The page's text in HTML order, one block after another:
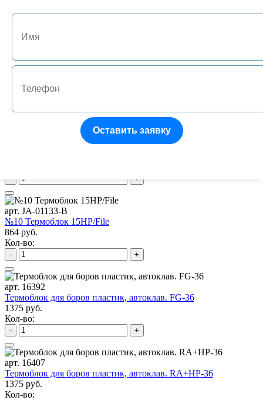
Кол-во:
арт. JA-01125-HM
№1 Подставка под боры FG/RA на 10 инструментов
Кол-во:
№9 Термоблок 15 RA/HP
- +
арт. JA-01133-B
№10 Термоблок 15HP/File
864 руб.
Кол-во:
- +
арт. 16392
Термоблок для боров пластик, автоклав. FG-36
1375 руб.
Кол-во:
- +
арт. 16407
Термоблок для боров пластик, автоклав. RA+HP-36
1375 руб.
Кол-во:
Оставить заявку